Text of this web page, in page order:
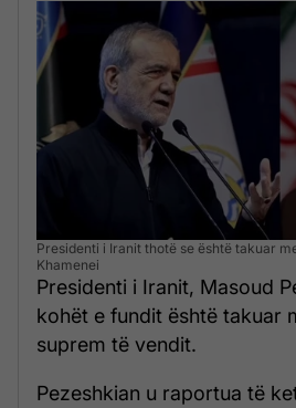
Presidenti i Iranit thotë se është takuar
Khamenei
Presidenti i Iranit, Masoud
kohët e fundit është takuar
suprem të vendit.
Pezeshkian u raportua të